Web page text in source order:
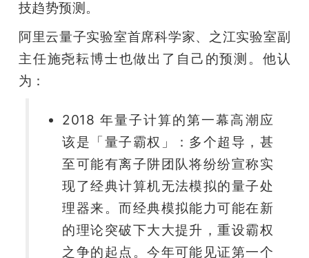
GAIR
专
爱
技趋势预测。
阿里云量子实验室首席科学家、之江实验室副
主任施尧耘博士也做出了自己的预测。他认
为：
2018 年量子计算的第一幕高潮应
该是「量子霸权」：多个超导，甚
至可能有离子阱团队将纷纷宣称实
现了经典计算机无法模拟的量子处
理器来。而经典模拟能力可能在新
的理论突破下大大提升，重设霸权
之争的起点。今年可能见证第一个